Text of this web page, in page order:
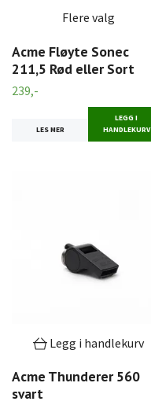
Flere valg
Acme Fløyte Sonec
211,5 Rød eller Sort
239,-
LES MER
LEGG I
HANDLEKURV
Legg i handlekurv
Acme Thunderer 560
svart